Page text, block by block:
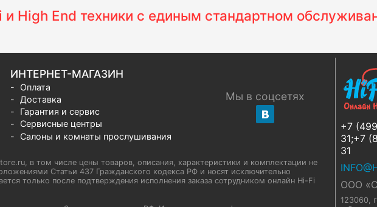
и High End техники с единым стандартном
+7
31;+7
31
ООО
123060,
ИНТЕРНЕТ-МАГАЗИН
Оплата
Доставка
Гарантия и сервис
Сервисные центры
Салоны и комнаты прослушивания
Мы в соцсетях
в том числе цены товаров, описания, характеристики и комплектации не
Статьи 437 Гражданского кодекса РФ и носят исключительно
только после подтверждения исполнения заказа сотрудником онлайн Hi-Fi